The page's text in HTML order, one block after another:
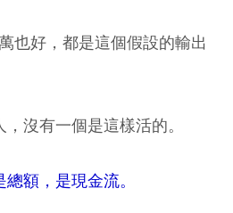
也好，都是這個假設的輸出
沒有一個是這樣活的。
額，是現金流。